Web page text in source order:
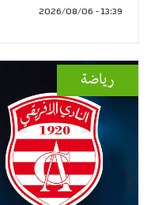
13:39 - 2026/08/06
رياضة